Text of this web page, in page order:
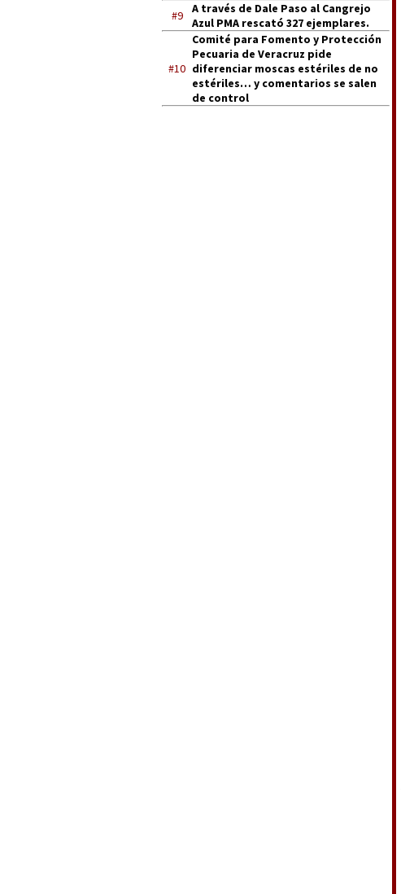
#9
A través de Dale Paso al Cangrejo
Azul PMA rescató 327 ejemplares.
#10
Comité para Fomento y Protección
Pecuaria de Veracruz pide
diferenciar moscas estériles de no
estériles… y comentarios se salen
de control